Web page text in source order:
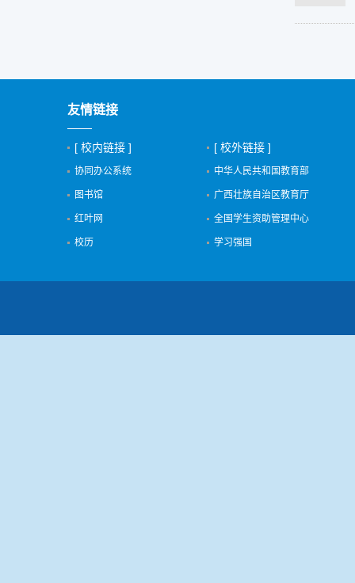
友情链接
[ 校内链接 ]
协同办公系统
图书馆
红叶网
校历
[ 校外链接 ]
中华人民共和国教育部
广西壮族自治区教育厅
全国学生资助管理中心
学习强国